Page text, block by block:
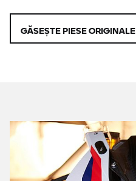
GĂSEŞTE PIESE ORIGINALE